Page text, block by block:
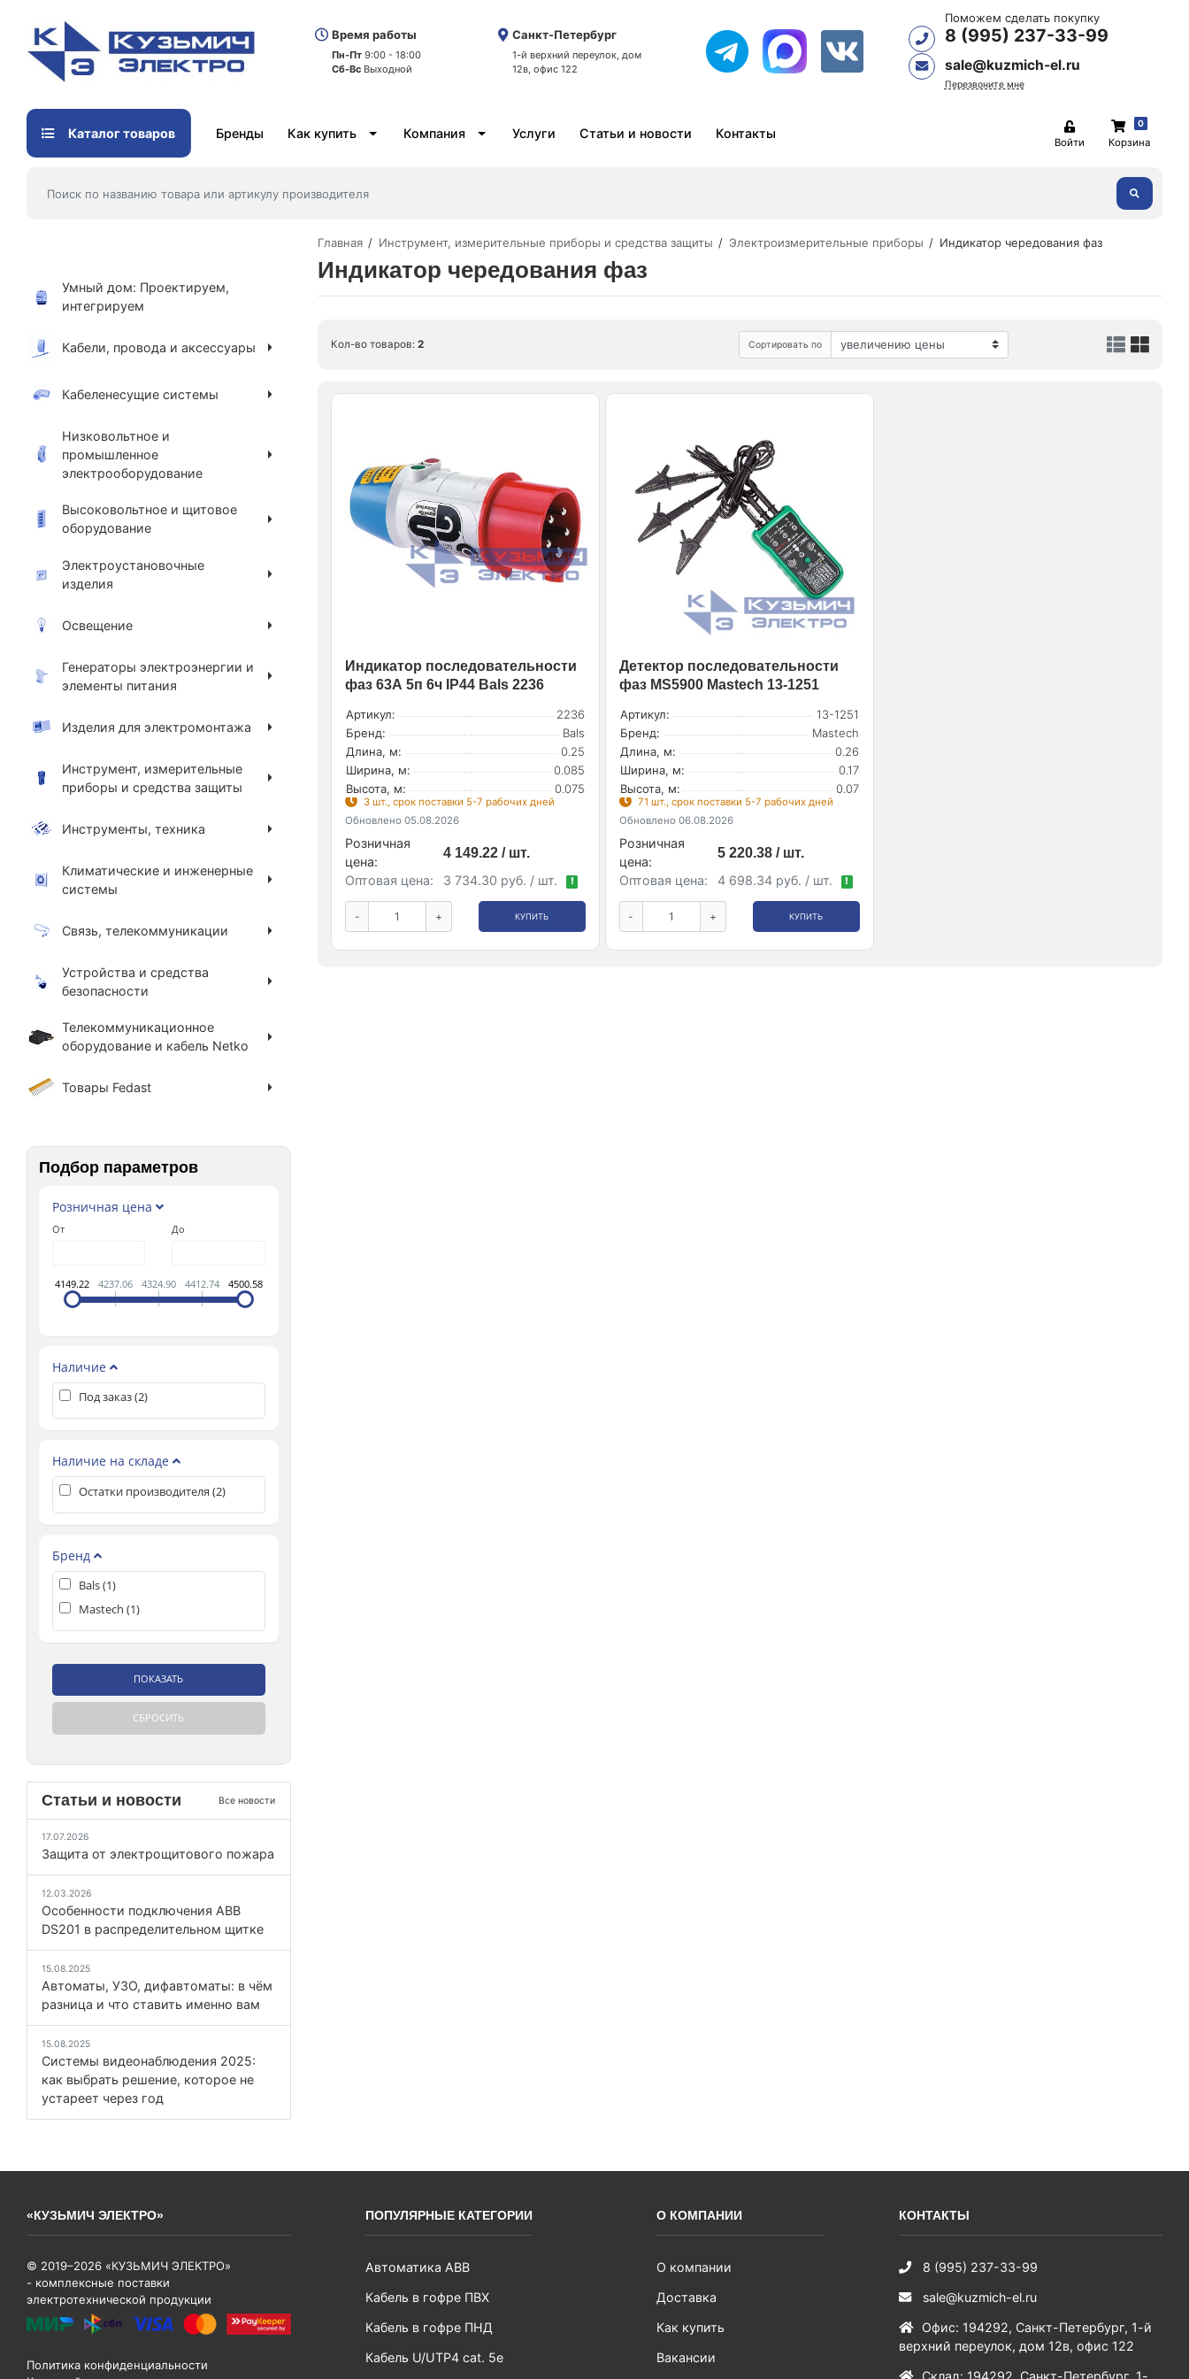
Время работы
Пн-Пт 9:00 - 18:00
Сб-Вс Выходной
Санкт-Петербург
1-й верхний переулок, дом
12в, офис 122
Поможем сделать покупку
8 (995) 237-33-99
sale@kuzmich-el.ru
Перезвоните мне
Каталог товаров Бренды Как купить Компания Услуги Статьи и новости Контакты
Войти
0
Корзина
Главная Инструмент, измерительные приборы и средства защиты Электроизмерительные приборы Индикатор чередования фаз
Индикатор чередования фаз
Кол-во товаров: 2 Сортировать по
Индикатор последовательности
фаз 63А 5п 6ч IP44 Bals 2236
Артикул:
2236
Бренд:
Bals
Длина, м:
0.25
Ширина, м:
0.085
Высота, м:
0.075
3 шт., срок поставки 5-7 рабочих дней
Обновлено 05.08.2026
Розничная
цена:
4 149.22 / шт.
Оптовая цена:
3 734.30 руб. / шт. !
- + КУПИТЬ
Детектор последовательности
фаз MS5900 Mastech 13-1251
Артикул:
13-1251
Бренд:
Mastech
Длина, м:
0.26
Ширина, м:
0.17
Высота, м:
0.07
71 шт., срок поставки 5-7 рабочих дней
Обновлено 06.08.2026
Розничная
цена:
5 220.38 / шт.
Оптовая цена:
4 698.34 руб. / шт. !
- + КУПИТЬ
Умный дом: Проектируем,
интегрируем
Кабели, провода и аксессуары
Кабеленесущие системы
Низковольтное и
промышленное
электрооборудование
Высоковольтное и щитовое
оборудование
Электроустановочные
изделия
Освещение
Генераторы электроэнергии и
элементы питания
Изделия для электромонтажа
Инструмент, измерительные
приборы и средства защиты
Инструменты, техника
Климатические и инженерные
системы
Связь, телекоммуникации
Устройства и средства
безопасности
Телекоммуникационное
оборудование и кабель Netko
Товары Fedast
Подбор параметров
Розничная цена
От До
4149.22 4237.06 4324.90 4412.74 4500.58
Наличие
Под заказ (2)
Наличие на складе
Остатки производителя (2)
Бренд
Bals (1)
Mastech (1)
Статьи и новости Все новости
17.07.2026
Защита от электрощитового пожара
12.03.2026
Особенности подключения ABB
DS201 в распределительном щитке
15.08.2025
Автоматы, УЗО, дифавтоматы: в чём
разница и что ставить именно вам
15.08.2025
Системы видеонаблюдения 2025:
как выбрать решение, которое не
устареет через год
«КУЗЬМИЧ ЭЛЕКТРО»
© 2019–2026 «КУЗЬМИЧ ЭЛЕКТРО»
- комплексные поставки
электротехнической продукции
Политика конфиденциальности
ПОПУЛЯРНЫЕ КАТЕГОРИИ
Автоматика ABB
Кабель в гофре ПВХ
Кабель в гофре ПНД
Кабель U/UTP4 cat. 5e
О КОМПАНИИ
О компании
Доставка
Как купить
Вакансии
КОНТАКТЫ
8 (995) 237-33-99
sale@kuzmich-el.ru
Офис: 194292, Санкт-Петербург, 1-й
верхний переулок, дом 12в, офис 122
Склад: 194292 Санкт-Петербург 1-